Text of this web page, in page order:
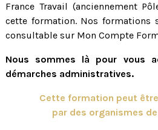
France Travail (anciennement
cette formation. Nos formations
consultable sur Mon Compte
Nous sommes là pour vous
démarches administratives.
Cette formation peut
par des organismes